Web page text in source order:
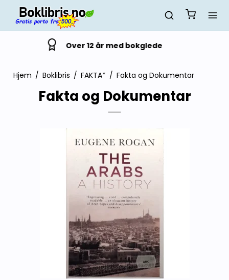
Trygg handel siden 2014
Hjem / Boklibris / FAKTA* / Fakta og Dokumentar
Fakta og Dokumentar